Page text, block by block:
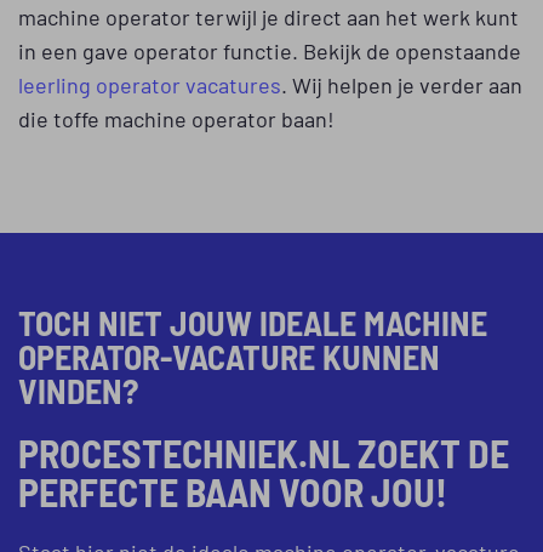
machine operator terwijl je direct aan het werk kunt
in een gave operator functie. Bekijk de openstaande
leerling operator vacatures. Wij helpen je verder aan
die toffe machine operator baan!
TOCH NIET JOUW IDEALE MACHINE
OPERATOR-VACATURE KUNNEN
VINDEN?
PROCESTECHNIEK.NL ZOEKT DE
PERFECTE BAAN VOOR JOU!